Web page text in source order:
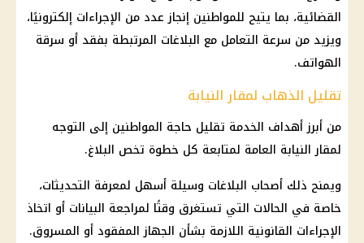
القضائية، بما يتيح للمواطنين إنجاز عدد من الإجراءات إلكترونيًا،
ويزيد من سرعة التعامل مع البلاغات المرتبطة بفقد أو سرقة
الهواتف.
تقليل الذهاب لمقار النيابة
من أبرز أهداف الخدمة تقليل حاجة المواطنين إلى التوجه
لمقارالنيابة العامة لمتابعة كل خطوة تخص البلاغ.
ويمنح ذلك أصحاب البلاغات وسيلة أسهل لمعرفة التحديثات،
خاصة في الحالات التي تستغرق وقتًا لمراجعة البيانات أو اتخاذ
الإجراءات القانونية اللازمة بشأن الجهاز المفقود أو المسروق.